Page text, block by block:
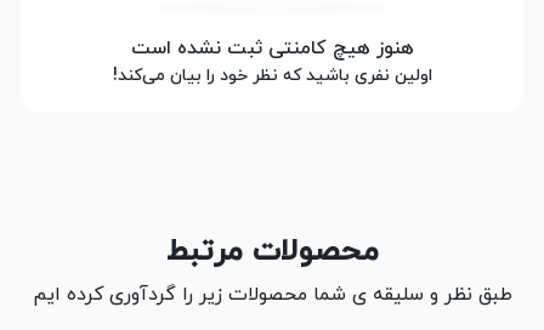
هنوز هیچ کامنتی ثبت نشده است
اولین نفری باشید که نظر خود را بیان می‌کند!
محصولات مرتبط
طبق نظر و سلیقه ی شما محصولات زیر را گردآوری کرده ایم